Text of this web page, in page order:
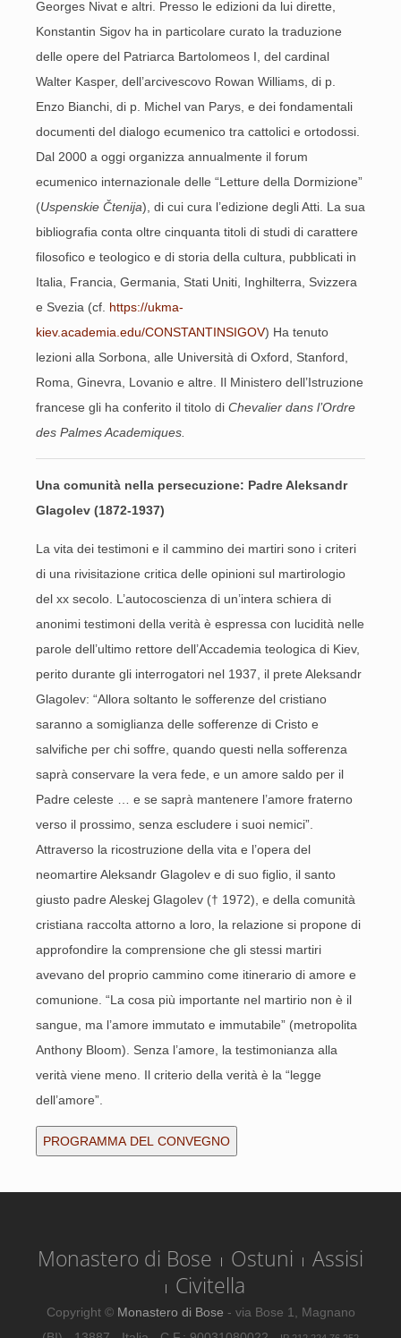
Georges Nivat e altri. Presso le edizioni da lui dirette,
Konstantin Sigov ha in particolare curato la traduzione
delle opere del Patriarca Bartolomeos I, del cardinal
Walter Kasper, dell’arcivescovo Rowan Williams, di p.
Enzo Bianchi, di p. Michel van Parys, e dei fondamentali
documenti del dialogo ecumenico tra cattolici e ortodossi.
Dal 2000 a oggi organizza annualmente il forum
ecumenico internazionale delle “Letture della Dormizione”
(Uspenskie Čtenija), di cui cura l’edizione degli Atti. La sua
bibliografia conta oltre cinquanta titoli di studi di carattere
filosofico e teologico e di storia della cultura, pubblicati in
Italia, Francia, Germania, Stati Uniti, Inghilterra, Svizzera
e Svezia (cf. https://ukma-
kiev.academia.edu/CONSTANTINSIGOV) Ha tenuto
lezioni alla Sorbona, alle Università di Oxford, Stanford,
Roma, Ginevra, Lovanio e altre. Il Ministero dell’Istruzione
francese gli ha conferito il titolo di Chevalier dans l’Ordre
des Palmes Academiques.
Una comunità nella persecuzione: Padre Aleksandr
Glagolev (1872-1937)
La vita dei testimoni e il cammino dei martiri sono i criteri
di una rivisitazione critica delle opinioni sul martirologio
del xx secolo. L’autocoscienza di un’intera schiera di
anonimi testimoni della verità è espressa con lucidità nelle
parole dell’ultimo rettore dell’Accademia teologica di Kiev,
perito durante gli interrogatori nel 1937, il prete Aleksandr
Glagolev: “Allora soltanto le sofferenze del cristiano
saranno a somiglianza delle sofferenze di Cristo e
salvifiche per chi soffre, quando questi nella sofferenza
saprà conservare la vera fede, e un amore saldo per il
Padre celeste … e se saprà mantenere l’amore fraterno
verso il prossimo, senza escludere i suoi nemici”.
Attraverso la ricostruzione della vita e l’opera del
neomartire Aleksandr Glagolev e di suo figlio, il santo
giusto padre Aleskej Glagolev († 1972), e della comunità
cristiana raccolta attorno a loro, la relazione si propone di
approfondire la comprensione che gli stessi martiri
avevano del proprio cammino come itinerario di amore e
comunione. “La cosa più importante nel martirio non è il
sangue, ma l’amore immutato e immutabile” (metropolita
Anthony Bloom). Senza l’amore, la testimonianza alla
verità viene meno. Il criterio della verità è la “legge
dell’amore”.
PROGRAMMA DEL CONVEGNO
Monastero di Bose Ostuni
Assisi
Civitella
Copyright © Monastero di Bose - via Bose 1, Magnano